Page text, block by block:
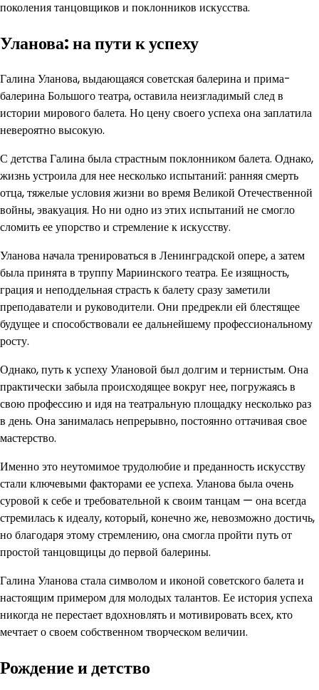
поколения танцовщиков и поклонников искусства.
Уланова: на пути к успеху
Галина Уланова, выдающаяся советская балерина и прима-
балерина Большого театра, оставила неизгладимый след в
истории мирового балета. Но цену своего успеха она заплатила
невероятно высокую.
С детства Галина была страстным поклонником балета. Однако,
жизнь устроила для нее несколько испытаний: ранняя смерть
отца, тяжелые условия жизни во время Великой Отечественной
войны, эвакуация. Но ни одно из этих испытаний не смогло
сломить ее упорство и стремление к искусству.
Уланова начала тренироваться в Ленинградской опере, а затем
была принята в труппу Мариинского театра. Ее изящность,
грация и неподдельная страсть к балету сразу заметили
преподаватели и руководители. Они предрекли ей блестящее
будущее и способствовали ее дальнейшему профессиональному
росту.
Однако, путь к успеху Улановой был долгим и тернистым. Она
практически забыла происходящее вокруг нее, погружаясь в
свою профессию и идя на театральную площадку несколько раз
в день. Она занималась непрерывно, постоянно оттачивая свое
мастерство.
Именно это неутомимое трудолюбие и преданность искусству
стали ключевыми факторами ее успеха. Уланова была очень
суровой к себе и требовательной к своим танцам — она всегда
стремилась к идеалу, который, конечно же, невозможно достичь,
но благодаря этому стремлению, она смогла пройти путь от
простой танцовщицы до первой балерины.
Галина Уланова стала символом и иконой советского балета и
настоящим примером для молодых талантов. Ее история успеха
никогда не перестает вдохновлять и мотивировать всех, кто
мечтает о своем собственном творческом величии.
Рождение и детство